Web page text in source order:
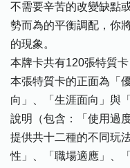
不需要辛苦的改變缺點
勢而為的平衡調配，你
的現象。
本牌卡共有120張特質
本張特質卡的正面為「
向」、「生涯面向」與
說明（包含：「使用過
提供共十二種的不同玩
性」、「職場適應」、